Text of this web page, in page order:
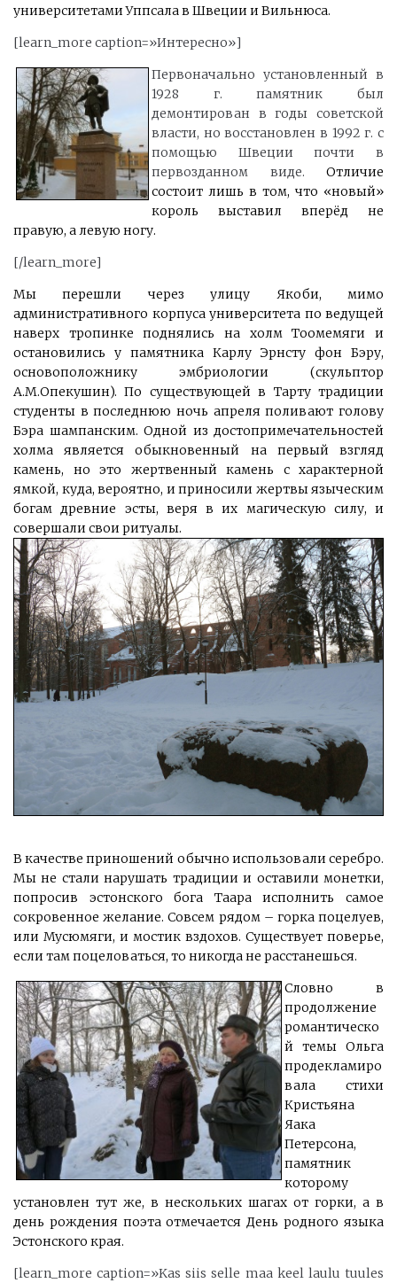
университетами Уппсала в Швеции и Вильнюса.
[learn_more caption=»Интересно»]
Первоначально установленный в
1928 г. памятник был
демонтирован в годы советской
власти, но восстановлен в 1992 г. с
помощью Швеции почти в
первозданном виде. Отличие
состоит лишь в том, что «новый»
король выставил вперёд не
правую, а левую ногу.
[/learn_more]
Мы перешли через улицу Якоби, мимо
административного корпуса университета по ведущей
наверх тропинке поднялись на холм Тоомемяги и
остановились у памятника Карлу Эрнсту фон Бэру,
основоположнику эмбриологии (скульптор
А.М.Опекушин). По существующей в Тарту традиции
студенты в последнюю ночь апреля поливают голову
Бэра шампанским. Одной из достопримечательностей
холма является обыкновенный на первый взгляд
камень, но это жертвенный камень с характерной
ямкой, куда, вероятно, и приносили жертвы языческим
богам древние эсты, веря в их магическую силу, и
совершали свои ритуалы.
В качестве приношений обычно использовали серебро.
Мы не стали нарушать традиции и оставили монетки,
попросив эстонского бога Таара исполнить самое
сокровенное желание. Совсем рядом – горка поцелуев,
или Мусюмяги, и мостик вздохов. Существует поверье,
если там поцеловаться, то никогда не расстанешься.
Словно в
продолжение
романтическо
й темы Ольга
продекламиро
вала стихи
Кристьяна
Яака
Петерсона,
памятник
которому
установлен тут же, в нескольких шагах от горки, а в
день рождения поэта отмечается День родного языка
Эстонского края.
[learn_more caption=»Kas siis selle maa keel laulu tuules